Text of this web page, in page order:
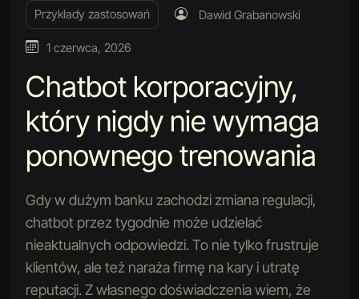
Przykłady zastosowań Dawid Grabanowski
1 czerwca, 2026
Chatbot korporacyjny,
który nigdy nie wymaga
ponownego trenowania
Gdy w dużym banku zachodzi zmiana regulacji,
chatbot przez tygodnie może udzielać
nieaktualnych odpowiedzi. To nie tylko frustruje
klientów, ale też naraża firmę na kary i utratę
reputacji. Z własnego doświadczenia wiem, że